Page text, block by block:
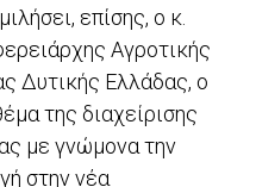
επίσης, ο κ.
Αγροτικής
Δυτικής Ελλάδας, ο
της διαχείρισης
με γνώμονα την
στην νέα